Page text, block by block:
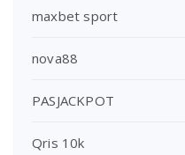
maxbet sport
nova88
PASJACKPOT
Qris 10k